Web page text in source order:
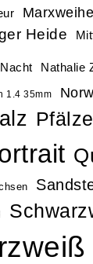
Heide
Nacht Nathalie
1.4 35mm